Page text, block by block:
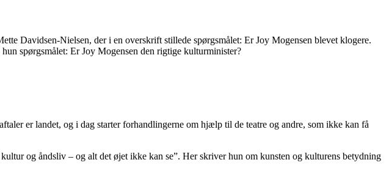
Davidsen-Nielsen, der i en overskrift stillede spørgsmålet: Er Joy Mogensen blevet klogere.
spørgsmålet: Er Joy Mogensen den rigtige kulturminister?
er landet, og i dag starter forhandlingerne om hjælp til de teatre og andre, som ikke kan få
og åndsliv – og alt det øjet ikke kan se”. Her skriver hun om kunsten og kulturens betydning